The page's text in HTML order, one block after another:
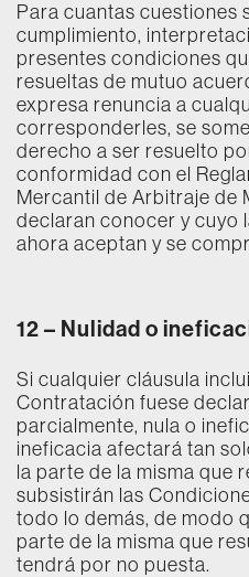
Para cuantas cuestiones
cumplimiento,
presentes condiciones
resueltas de mutuo
expresa renuncia a
corresponderles, se
derecho a ser resuelto
conformidad con el
Mercantil de Arbitraje de
declaran conocer y cuyo
ahora aceptan y se
12 – Nulidad o
Si cualquier cláusula
Contratación fuese
parcialmente, nula o
ineficacia afectará tan
la parte de la misma que
subsistirán las
todo lo demás, de modo
parte de la misma que
tendrá por no puesta.